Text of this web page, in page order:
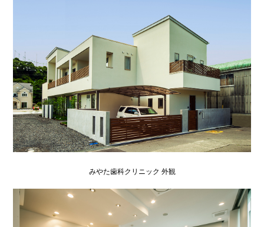
みやた歯科クリニック 外観